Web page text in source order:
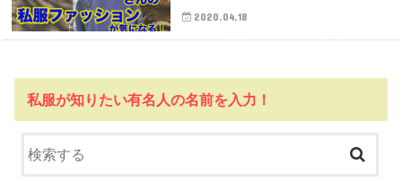
2020.04.18
私服が知りたい有名人の名前を入力！